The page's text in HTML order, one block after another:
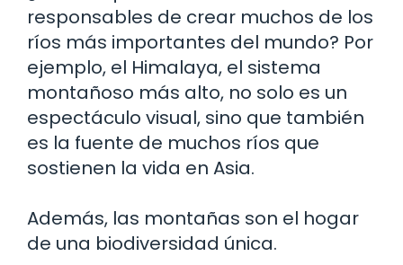
responsables de crear muchos de los
ríos más importantes del mundo? Por
ejemplo, el Himalaya, el sistema
montañoso más alto, no solo es un
espectáculo visual, sino que también
es la fuente de muchos ríos que
sostienen la vida en Asia.
Además, las montañas son el hogar
de una biodiversidad única.